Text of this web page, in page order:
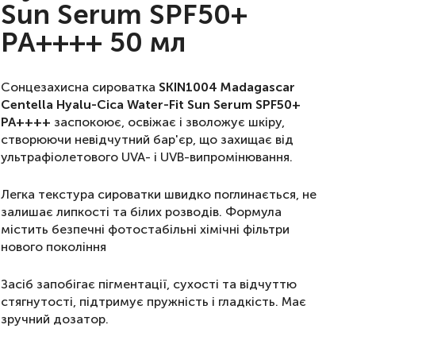
Sun Serum SPF50+
PA++++ 50 мл
Сонцезахисна сироватка SKIN1004 Madagascar
Centella Hyalu-Cica Water-Fit Sun Serum SPF50+
PA++++ заспокоює, освіжає і зволожує шкіру,
створюючи невідчутний бар'єр, що захищає від
ультрафіолетового UVA- і UVB-випромінювання.
Легка текстура сироватки швидко поглинається, не
залишає липкості та білих розводів. Формула
містить безпечні фотостабільні хімічні фільтри
нового покоління
Засіб запобігає пігментації, сухості та відчуттю
стягнутості, підтримує пружність і гладкість. Має
зручний дозатор.